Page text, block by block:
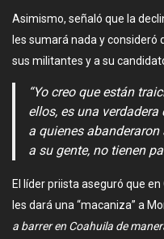
Asimismo, señaló que la
les sumará nada y
sus militantes y a su
“Yo creo que están
ellos, es una
a quienes
a su gente, no tienen
El líder priista aseguró que
les dará una “macaniza” a
a barrer en Coahuila de